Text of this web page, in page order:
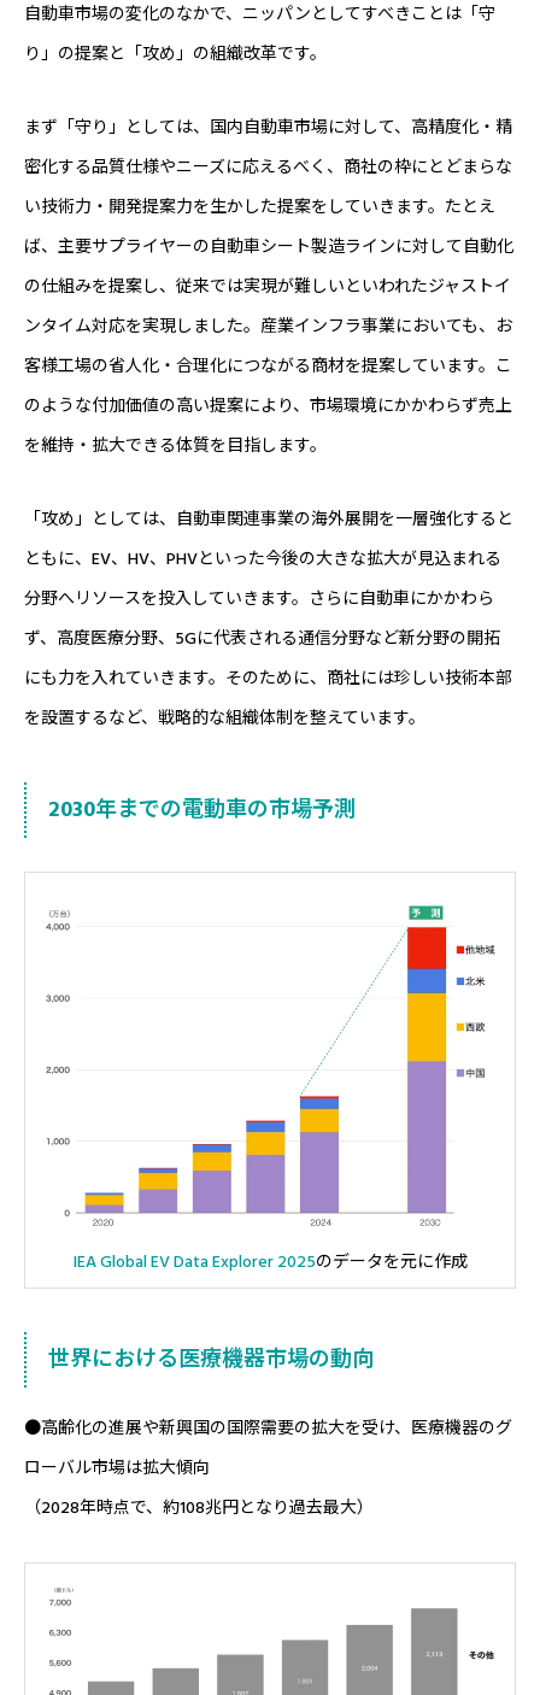
自動車市場の変化のなかで、ニッパンとしてすべきことは「守
り」の提案と「攻め」の組織改革です。
まず「守り」としては、国内自動車市場に対して、高精度化・精
密化する品質仕様やニーズに応えるべく、商社の枠にとどまらな
い技術力・開発提案力を生かした提案をしていきます。たとえ
ば、主要サプライヤーの自動車シート製造ラインに対して自動化
の仕組みを提案し、従来では実現が難しいといわれたジャストイ
ンタイム対応を実現しました。産業インフラ事業においても、お
客様工場の省人化・合理化につながる商材を提案しています。こ
のような付加価値の高い提案により、市場環境にかかわらず売上
を維持・拡大できる体質を目指します。
「攻め」としては、自動車関連事業の海外展開を一層強化すると
ともに、EV、HV、PHVといった今後の大きな拡大が見込まれる
分野へリソースを投入していきます。さらに自動車にかかわら
ず、高度医療分野、5Gに代表される通信分野など新分野の開拓
にも力を入れていきます。そのために、商社には珍しい技術本部
を設置するなど、戦略的な組織体制を整えています。
2030年までの電動車の市場予測
IEA Global EV Data Explorer 2025のデータを元に作成
世界における医療機器市場の動向
●高齢化の進展や新興国の国際需要の拡大を受け、医療機器のグ
ローバル市場は拡大傾向
（2028年時点で、約108兆円となり過去最大）